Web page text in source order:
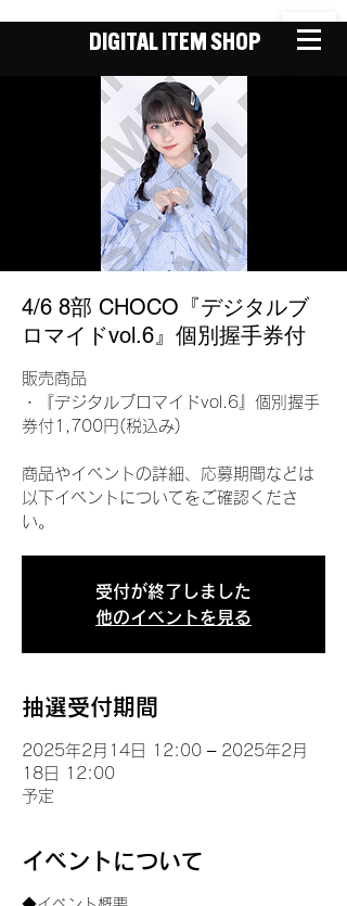
DIGITAL ITEM SHOP
4/6 8部 CHOCO『デジタルブ
ロマイドvol.6』個別握手券付
販売商品
・『デジタルブロマイドvol.6』個別握手
券付1,700円(税込み)
商品やイベントの詳細、応募期間などは
以下イベントについてをご確認くださ
い。
受付が終了しました
他のイベントを見る
抽選受付期間
2025年2月14日 12:00 – 2025年2月
18日 12:00
予定
イベントについて